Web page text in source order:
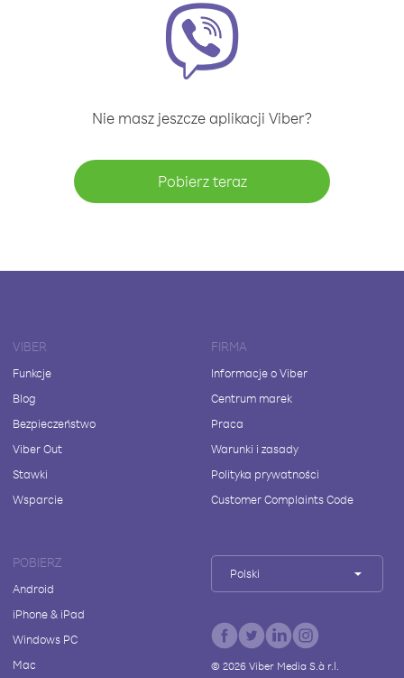
Nie masz jeszcze aplikacji Viber?
Pobierz teraz
VIBER
Funkcje
Blog
Bezpieczeństwo
Viber Out
Stawki
Wsparcie
FIRMA
Informacje o Viber
Centrum marek
Praca
Warunki i zasady
Polityka prywatności
Customer Complaints Code
POBIERZ
Android
iPhone & iPad
Windows PC
Mac
Polski
© 2026Viber Media S.à r.l.